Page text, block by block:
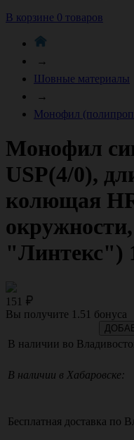
В корзине 0 товаров
→
Шовные материалы
→
Монофил
Монофил
USP(4/0),
колющая
"Линтекс")
151
Вы получите 1.51 бонуса
В наличии во
В наличии в Хабаровске:
Бесплатная доставка по